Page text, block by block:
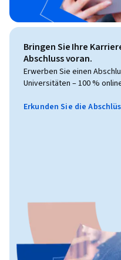
Bringen Sie Ihre
Abschluss voran.
Erwerben Sie einen
Universitäten – 100 %
Erkunden Sie die